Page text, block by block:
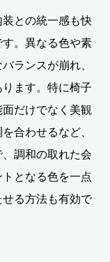
との統一感も快
。異なる色や素
ランスが崩れ、
ます。特に椅子
だけでなく美観
合わせるなど、
調和の取れた会
となる色を一点
る方法も有効で